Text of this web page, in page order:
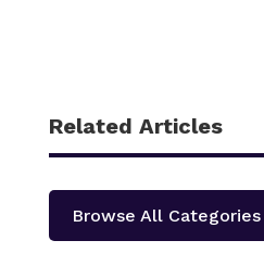
Related Articles
Browse All Categories